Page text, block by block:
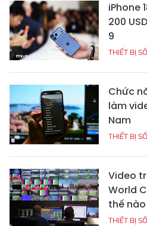
iPhone
200
9
THIẾT BỊ SỐ
Chức
làm
Nam
THIẾT BỊ SỐ
Video
World
thế nào
THIẾT BỊ SỐ